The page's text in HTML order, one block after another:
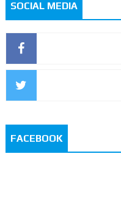
SOCIAL MEDIA
FACEBOOK